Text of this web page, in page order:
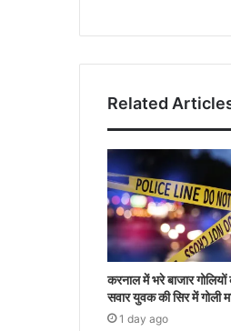
Related
करनाल में भरे बाजार
सवार युवक की सिर में गोली
1 day ago